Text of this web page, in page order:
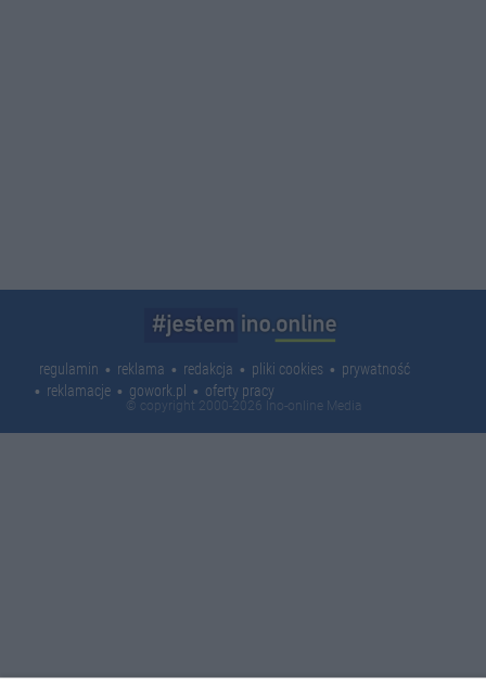
regulamin reklama redakcja pliki cookies
prywatność
reklamacje
gowork.pl oferty pracy
© copyright 2000-2026 Ino-online Media